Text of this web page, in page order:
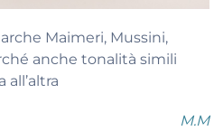
Maimeri, Mussini,
anche tonalità simili
M.M